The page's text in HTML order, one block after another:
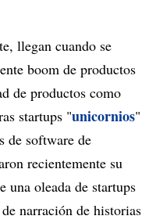
llegan cuando se
boom de productos
de productos como
startups "unicornios"
de software de
recientemente su
oleada de startups
narración de historias